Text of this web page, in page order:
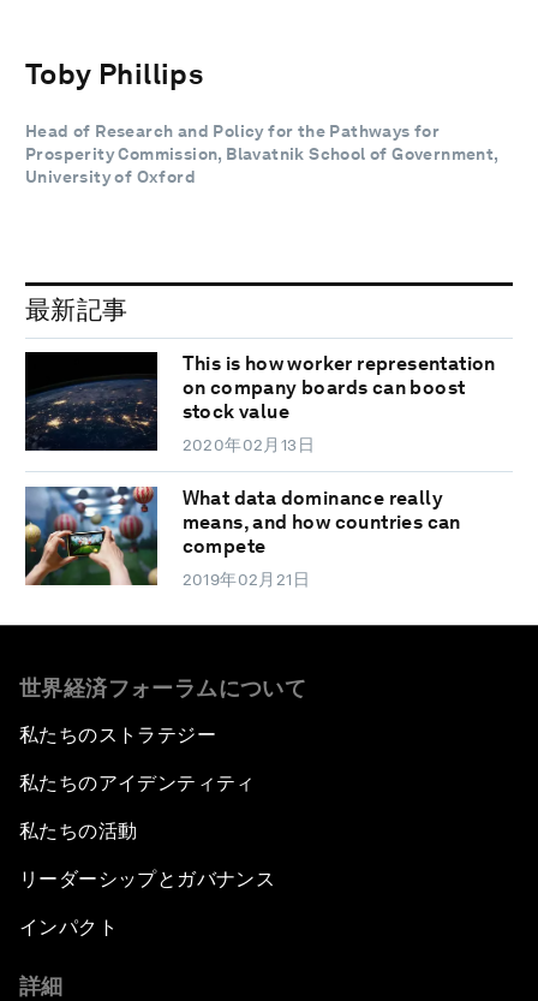
Toby Phillips
Head of Research and Policy for the Pathways for
Prosperity Commission, Blavatnik School of Government,
University of Oxford
最新記事
This is how worker representation
on company boards can boost
stock value
2020年02月13日
What data dominance really
means, and how countries can
compete
2019年02月21日
世界経済フォーラムについて
私たちのストラテジー
私たちのアイデンティティ
私たちの活動
リーダーシップとガバナンス
インパクト
詳細